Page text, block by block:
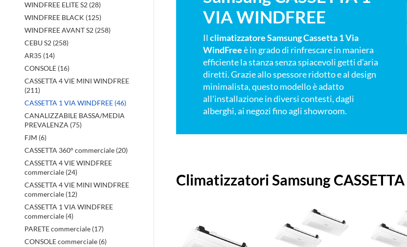
WINDFREE ELITE S2 (28)
WINDFREE BLACK (125)
WINDFREE AVANT S2 (258)
CEBU S2 (258)
AR35 (14)
CONSOLE (16)
CASSETTA 4 VIE MINI WINDFREE
(211)
CASSETTA 1 VIA WINDFREE (46)
CANALIZZABILE BASSA/MEDIA
PREVALENZA (75)
FJM (6)
CASSETTA 360° commerciale (20)
CASSETTA 4 VIE WINDFREE
commerciale (24)
CASSETTA 4 VIE MINI WINDFREE
commerciale (12)
CASSETTA 1 VIA WINDFREE
commerciale (4)
PARETE commerciale (17)
CONSOLE commerciale (6)
VIA WINDFREE
Ilclimatizzatore Samsung Cassetta 1 Via
WindFreeè in grado di rinfrescare in maniera
efficiente la stanza senza spiacevoli getti d’aria
diretti. Grazie allo spessore ridotto e al design
minimalista, questo modello è adatto
all'installazione in diversi contesti, dagli
alberghi, ai negozi fino agli showroom.
in
Climatizzatori Samsung